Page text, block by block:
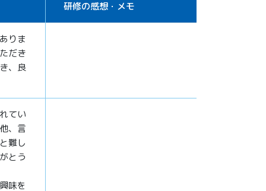
研修の感想・メモ
りま
だき
、良
てい
、言
難し
とう
味を